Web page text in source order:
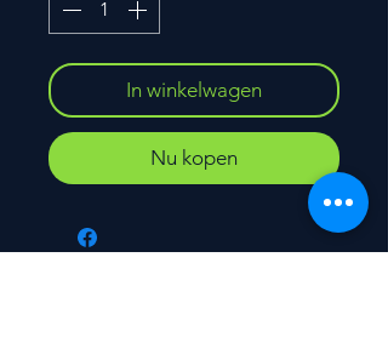
In winkelwagen
Nu kopen